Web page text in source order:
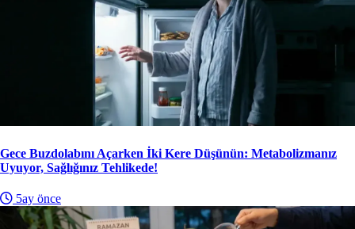
Gece Buzdolabını Açarken İki Kere Düşünün: Metabolizmanız
Uyuyor, Sağlığınız Tehlikede!
5ay önce